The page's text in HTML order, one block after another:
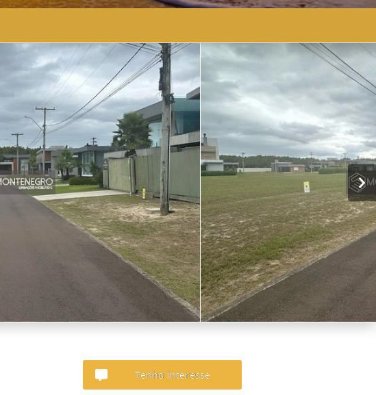
Tenho interesse